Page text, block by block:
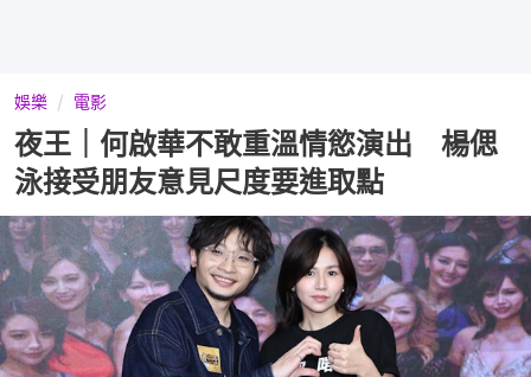
娛樂 電影
夜王｜何啟華不敢重溫情慾演出 楊偲
泳接受朋友意見尺度要進取點